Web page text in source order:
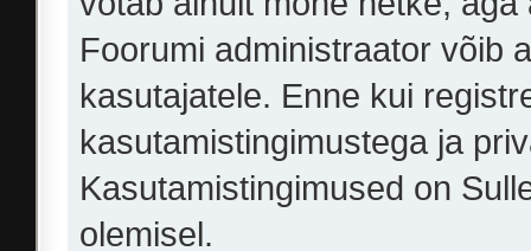
Foorumi administraator võib
kasutajatele. Enne kui
kasutamistingimustega ja
Kasutamistingimused on
olemisel.